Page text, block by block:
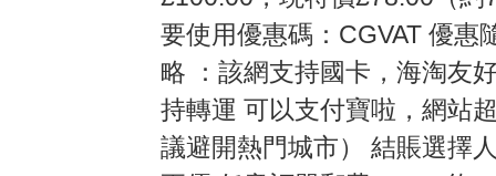
要使用優惠碼：CGVAT 優惠
略 ：該網支持國卡，海淘友
持轉運 可以支付寶啦，網站
議避開熱門城市） 結賬選擇